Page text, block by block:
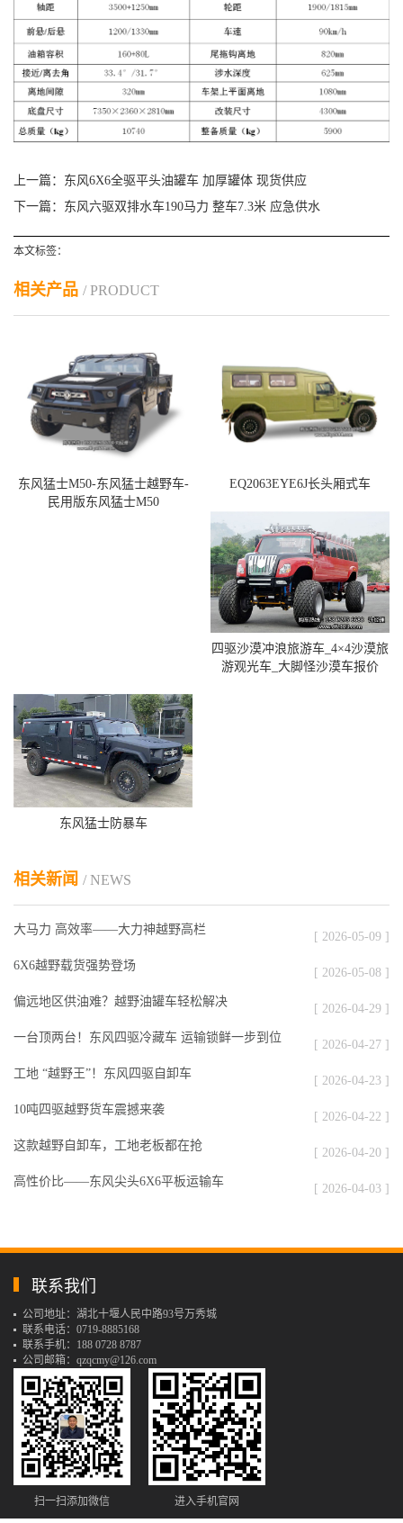
上一篇： 东风6X6全驱平头油罐车 加厚罐体 现货供应
下一篇： 东风六驱双排水车190马力 整车7.3米 应急供水
本文标签：
相关产品 / PRODUCT
东风猛士M50-东风猛士越野车-
民用版东风猛士M50
EQ2063EYE6J长头厢式车
四驱沙漠冲浪旅游车_4×4沙漠旅
游观光车_大脚怪沙漠车报价
东风猛士防暴车
相关新闻 / NEWS
大马力 高效率——大力神越野高栏
[ 2026-05-09 ]
6X6越野载货强势登场
[ 2026-05-08 ]
偏远地区供油难？越野油罐车轻松解决
[ 2026-04-29 ]
一台顶两台！东风四驱冷藏车 运输锁鲜一步到位
[ 2026-04-27 ]
工地 “越野王”！东风四驱自卸车
[ 2026-04-23 ]
10吨四驱越野货车震撼来袭
[ 2026-04-22 ]
这款越野自卸车，工地老板都在抢
[ 2026-04-20 ]
高性价比——东风尖头6X6平板运输车
[ 2026-04-03 ]
联系我们
公司地址：湖北十堰人民中路93号万秀城
联系电话：0719-8885168
联系手机：188 0728 8787
公司邮箱：qzqcmy@126.com
扫一扫添加微信 进入手机官网